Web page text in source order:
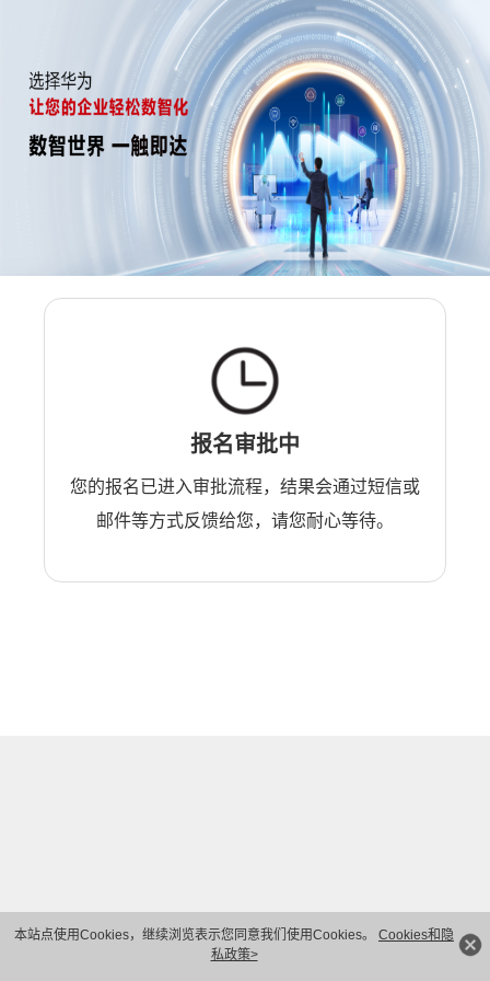
本站点使用Cookies，继续浏览表示您同意我们使用Cookies。 Cookies和隐
私政策>
报名审批中
您的报名已进入审批流程，结果会通过短信或
邮件等方式反馈给您，请您耐心等待。